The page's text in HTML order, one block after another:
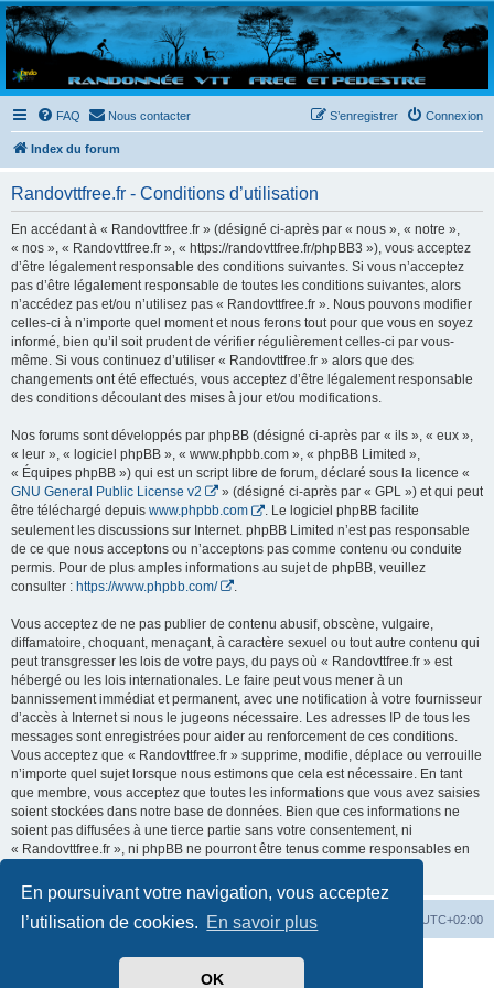
En poursuivant votre navigation, vous acceptez
l’utilisation de cookies. En savoir plus
OK
Randovttfree.fr
Bienvenue sur le site des randos vtt et pédestre de Bretagne . Bonne navigation sur le site
et bonnes randos dans l'Ouest !
FAQ Nous contacter Connexion
S’enregistrer
Index du forum
Randovttfree.fr - Conditions d’utilisation
En accédant à « Randovttfree.fr » (désigné ci-après par « nous », « notre »,
« nos », « Randovttfree.fr », « https://randovttfree.fr/phpBB3 »), vous acceptez
d’être légalement responsable des conditions suivantes. Si vous n’acceptez
pas d’être légalement responsable de toutes les conditions suivantes, alors
n’accédez pas et/ou n’utilisez pas « Randovttfree.fr ». Nous pouvons modifier
celles-ci à n’importe quel moment et nous ferons tout pour que vous en soyez
informé, bien qu’il soit prudent de vérifier régulièrement celles-ci par vous-
même. Si vous continuez d’utiliser « Randovttfree.fr » alors que des
changements ont été effectués, vous acceptez d’être légalement responsable
des conditions découlant des mises à jour et/ou modifications.
Nos forums sont développés par phpBB (désigné ci-après par « ils », « eux »,
« leur », « logiciel phpBB », « www.phpbb.com », « phpBB Limited »,
« Équipes phpBB ») qui est un script libre de forum, déclaré sous la licence «
GNU General Public License v2
» (désigné ci-après par « GPL ») et qui peut
être téléchargé depuis www.phpbb.com
. Le logiciel phpBB facilite
seulement les discussions sur Internet. phpBB Limited n’est pas responsable
de ce que nous acceptons ou n’acceptons pas comme contenu ou conduite
permis. Pour de plus amples informations au sujet de phpBB, veuillez
consulter : https://www.phpbb.com/
Vous acceptez de ne pas publier de contenu abusif, obscène, vulgaire,
diffamatoire, choquant, menaçant, à caractère sexuel ou tout autre contenu qui
peut transgresser les lois de votre pays, du pays où « Randovttfree.fr » est
hébergé ou les lois internationales. Le faire peut vous mener à un
bannissement immédiat et permanent, avec une notification à votre fournisseur
d’accès à Internet si nous le jugeons nécessaire. Les adresses IP de tous les
messages sont enregistrées pour aider au renforcement de ces conditions.
Vous acceptez que « Randovttfree.fr » supprime, modifie, déplace ou verrouille
n’importe quel sujet lorsque nous estimons que cela est nécessaire. En tant
que membre, vous acceptez que toutes les informations que vous avez saisies
soient stockées dans notre base de données. Bien que ces informations ne
soient pas diffusées à une tierce partie sans votre consentement, ni
« Randovttfree.fr », ni phpBB ne pourront être tenus comme responsables en
Index du forum UTC+02:00
Développé parphpBB® Forum Software © phpBB Limited
Traduit par